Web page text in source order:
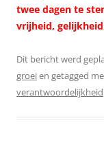
twee dagen te
vrijheid,
Dit bericht werd
groeien getagged
verantwoordelijkheid